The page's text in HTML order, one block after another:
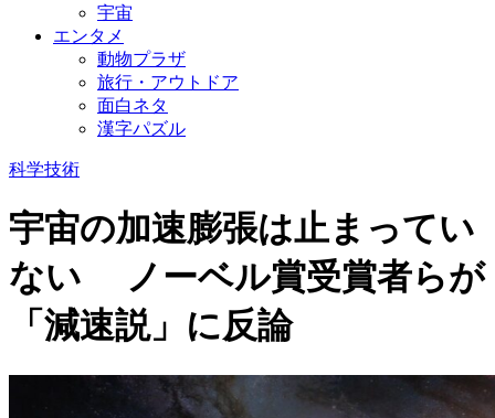
宇宙
エンタメ
動物プラザ
旅行・アウトドア
面白ネタ
漢字パズル
科学技術
宇宙の加速膨張は止まってい
ない ノーベル賞受賞者らが
「減速説」に反論